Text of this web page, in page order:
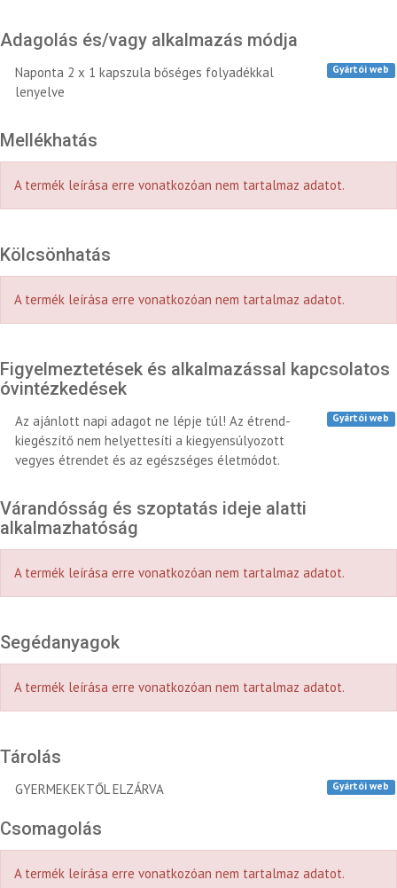
Adagolás és/vagy alkalmazás módja
Naponta 2 x 1 kapszula bőséges folyadékkal
lenyelve
Gyártói web
Mellékhatás
A termék leírása erre vonatkozóan nem tartalmaz adatot.
Kölcsönhatás
A termék leírása erre vonatkozóan nem tartalmaz adatot.
Figyelmeztetések és alkalmazással kapcsolatos
óvintézkedések
Az ajánlott napi adagot ne lépje túl! Az étrend-
kiegészítő nem helyettesíti a kiegyensúlyozott
vegyes étrendet és az egészséges életmódot.
Gyártói web
Várandósság és szoptatás ideje alatti
alkalmazhatóság
A termék leírása erre vonatkozóan nem tartalmaz adatot.
Segédanyagok
A termék leírása erre vonatkozóan nem tartalmaz adatot.
Tárolás
GYERMEKEKTŐL ELZÁRVA Gyártói web
Csomagolás
A termék leírása erre vonatkozóan nem tartalmaz adatot.